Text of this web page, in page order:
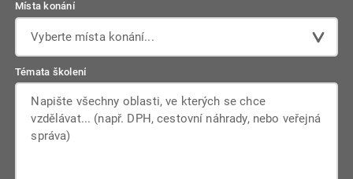
Místa konání
Vyberte místa konání...
Témata školení